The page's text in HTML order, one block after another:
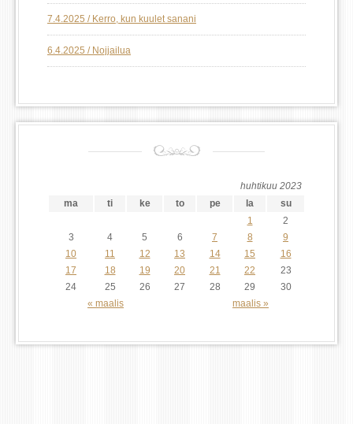
7.4.2025 / Kerro, kun kuulet sanani
6.4.2025 / Nojjailua
huhtikuu 2023
ma
ti ke to pe la su
« maalis maalis »
1
2
3
4 5 6 7 8
9
10
11 12 13 14 15
16
17
18 19 20 21 22
23
24
25 26 27 28 29 30